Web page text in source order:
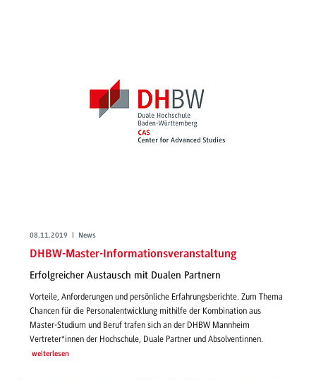
08.11.2019 | News
DHBW-Master-Informationsveranstaltung
Erfolgreicher Austausch mit Dualen Partnern
Vorteile, Anforderungen und persönliche Erfahrungsberichte. Zum Thema
Chancen für die Personalentwicklung mithilfe der Kombination aus
Master-Studium und Beruf trafen sich an der DHBW Mannheim
Vertreter*innen der Hochschule, Duale Partner und Absolventinnen.
weiterlesen